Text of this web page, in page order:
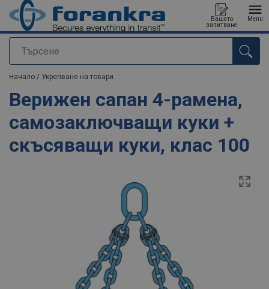
Търсене
Вашето
запитване
Menu
е добавен към вашето запитване
Начало / Укрепване на товари
Верижен сапан 4-рамена,
самозаключващи куки +
скъсяващи куки, клас 100